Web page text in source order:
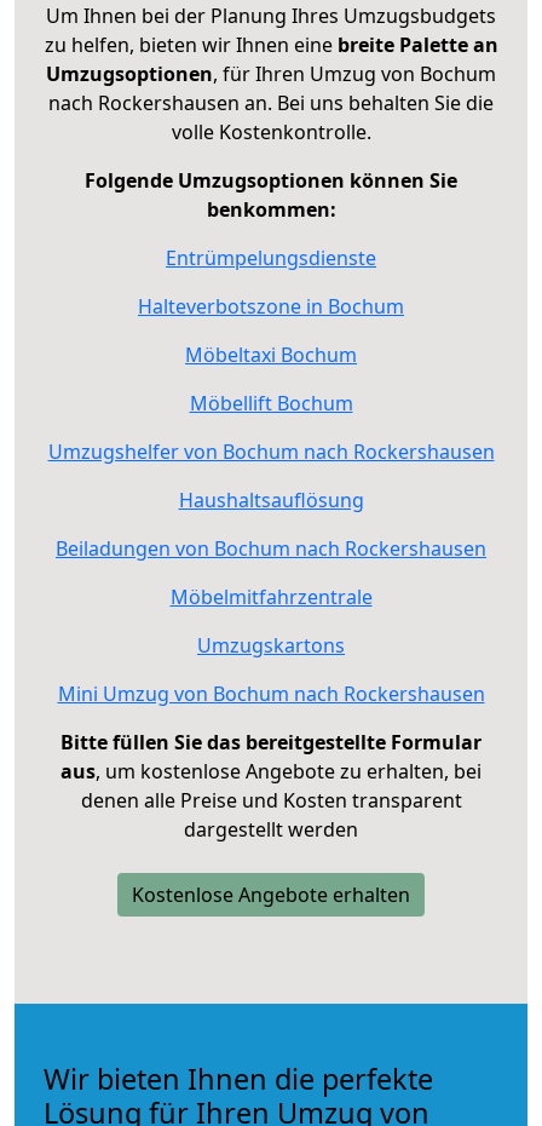
Um Ihnen bei der Planung Ihres Umzugsbudgets
zu helfen, bieten wir Ihnen eine breite Palette an
Umzugsoptionen, für Ihren Umzug von Bochum
nach Rockershausen an. Bei uns behalten Sie die
volle Kostenkontrolle.
Folgende Umzugsoptionen können Sie
benkommen:
Entrümpelungsdienste
Halteverbotszone in Bochum
Möbeltaxi Bochum
Möbellift Bochum
Umzugshelfer von Bochum nach Rockershausen
Haushaltsauflösung
Beiladungen von Bochum nach Rockershausen
Möbelmitfahrzentrale
Umzugskartons
Mini Umzug von Bochum nach Rockershausen
Bitte füllen Sie das bereitgestellte Formular
aus, um kostenlose Angebote zu erhalten, bei
denen alle Preise und Kosten transparent
dargestellt werden
Kostenlose Angebote erhalten
Wir bieten Ihnen die perfekte
Lösung für Ihren Umzug von